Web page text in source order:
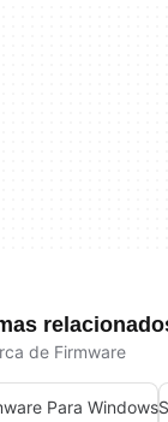
de Firmware
Para Windows